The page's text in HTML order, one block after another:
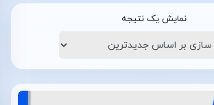
نمایش یک نتیجه